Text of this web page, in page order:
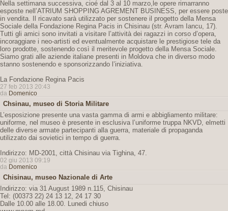
Nella settimana successiva, cioé dal 3 al 10 marzo,le opere rimarranno
esposte nell’ATRIUM SHOPPING AGREMENT BUSINESS, per essere poste
in vendita. Il ricavato sarà utilizzato per sostenere il progetto della Mensa
Sociale della Fondazione Regina Pacis in Chisinau (str. Avram Iancu, 17).
Tutti gli amici sono invitati a visitare l’attività dei ragazzi in corso d’opera,
incoraggiare i neo-artisti ed eventualmente acquistare le prestigiose tele da
loro prodotte, sostenendo così il meritevole progetto della Mensa Sociale.
Siamo grati alle aziende italiane presenti in Moldova che in diverso modo
stanno sostenendo e sponsorizzando l’iniziativa.
La Fondazione Regina Pacis
27 feb 2013 20:43
da Domenico
Chsinau, museo di Storia Militare
L’esposizione presente una vasta gamma di armi e abbigliamento militare:
uniforme, nel museo è presente in esclusiva l’uniforme truppa NKVD, elmetti
delle diverse armate partecipanti alla guerra, materiale di propaganda
utilizzato dai sovietici in tempo di guerra.
Indirizzo: MD-2001, città Chisinau via Tighina, 47.
02 giu 2013 09:19
da Domenico
Chisinau, museo Nazionale di Arte
Indirizzo: via 31 August 1989 n.115, Chisinau
Tel: (00373 22) 24 13 12, 24 17 30
Dalle 10.00 alle 18.00. Lunedi chiuso